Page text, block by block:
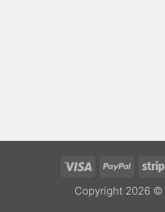
Visa PayPal
Copyright 2026 ©